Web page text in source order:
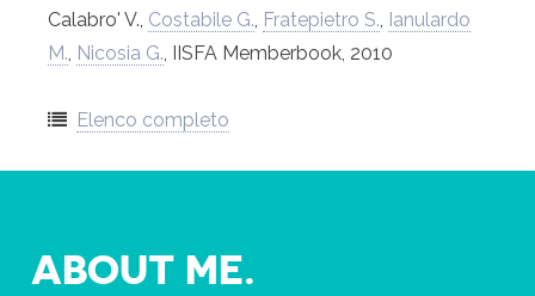
Calabro' V., Costabile G., Fratepietro S., Ianulardo
M., Nicosia G., IISFA Memberbook, 2010
Elenco completo
ABOUT ME.